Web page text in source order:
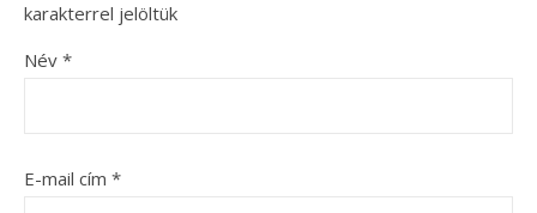
karakterrel jelöltük
Név *
E-mail cím *